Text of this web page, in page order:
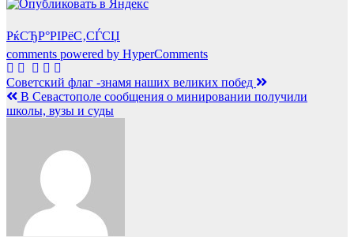
РќСЂР°РІРёС‚СЃСЏ
comments powered by HyperComments
Навигация
по
Советский флаг -знамя наших великих побед
В Севастополе сообщения о минировании получили
школы, вузы и суды